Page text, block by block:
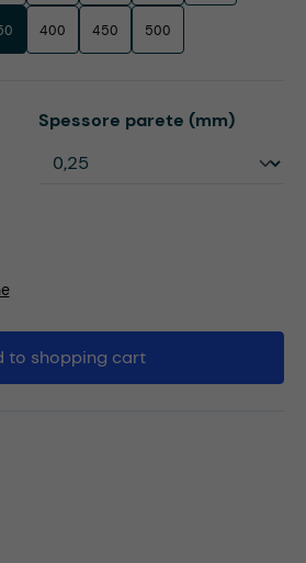
400 450 500
Select
Spessore parete (mm)
the desired amount
to shopping cart